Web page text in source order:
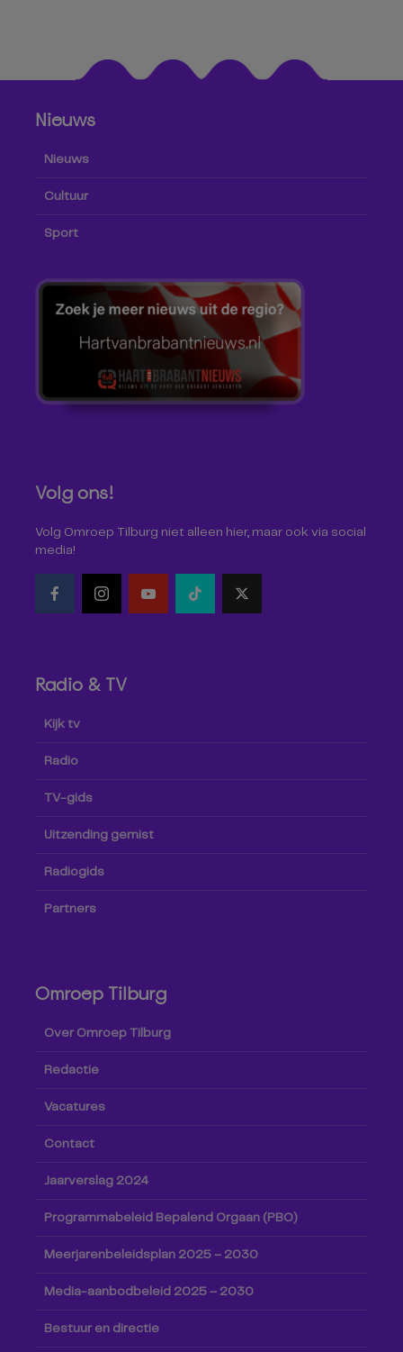
Nieuws
Nieuws
Cultuur
Sport
Volg ons!
Volg Omroep Tilburg niet alleen hier, maar ook via social
media!
Radio & TV
Kijk tv
Radio
TV-gids
Uitzending gemist
Radiogids
Partners
Omroep Tilburg
Over Omroep Tilburg
Redactie
Vacatures
Contact
Jaarverslag 2024
Programmabeleid Bepalend Orgaan (PBO)
Meerjarenbeleidsplan 2025 – 2030
Media-aanbodbeleid 2025 – 2030
Bestuur en directie